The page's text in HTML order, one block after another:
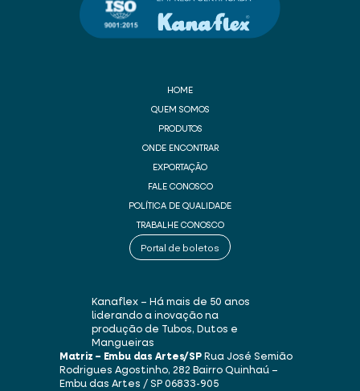
HOME
QUEM SOMOS
PRODUTOS
ONDE ENCONTRAR
EXPORTAÇÃO
FALE CONOSCO
POLÍTICA DE QUALIDADE
TRABALHE CONOSCO
Portal de boletos
Kanaflex – Há mais de 50 anos
liderando a inovação na
produção de Tubos, Dutos e
Mangueiras
Matriz – Embu das Artes/SPRua José Semião
Rodrigues Agostinho, 282 Bairro Quinhaú –
Embu das Artes / SP06833-905